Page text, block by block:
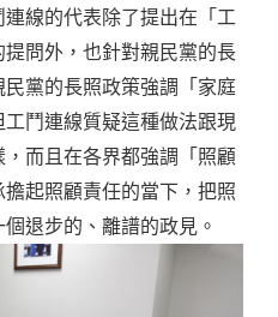
線的代表除了提出在「工
問外，也針對親民黨的長
黨的長照政策強調「家庭
鬥連線質疑這種做法跟現
而且在各界都強調「照顧
起照顧責任的當下，把照
退步的、離譜的政見。